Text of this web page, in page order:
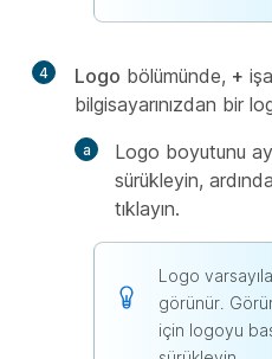
4 Logo bölümünde, +
bilgisayarınızdan bir
Logo boyutunu
sürükleyin,
tıklayın.
Logo
görünür.
için logoyu